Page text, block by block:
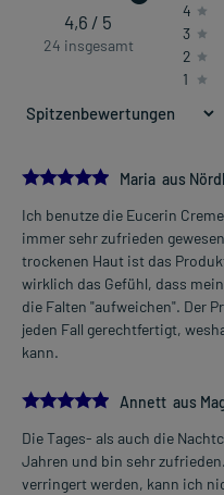
4,6 / 5
24 insgesamt
4
3
2
1
5.0
Maria aus
Ich benutze die Eucerin
immer sehr zufrieden
trockenen Haut ist das
wirklich das Gefühl, dass
die Falten "aufweichen". Der
jeden Fall gerechtfertigt,
kann.
5.0Annett aus
Die Tages- als auch die
Jahren und bin sehr
verringert werden, kann ich